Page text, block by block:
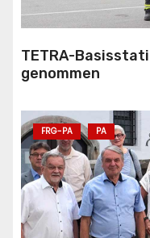
TETRA-
genommen
FRG-PA PA